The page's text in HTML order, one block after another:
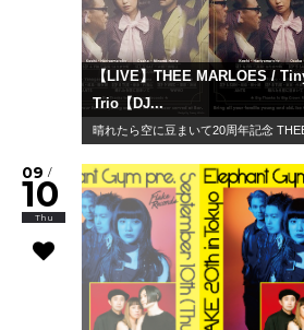
【LIVE】THEE MARLOES /
Trio【DJ...
晴れたら空に豆まいて20周年記念
09 /
10
Thu